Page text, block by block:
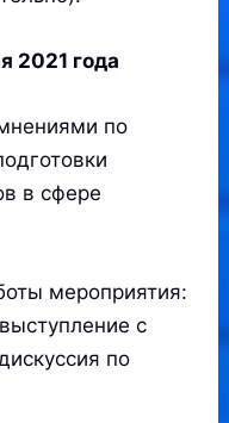
2021 года
по
в сфере
мероприятия:
с
по